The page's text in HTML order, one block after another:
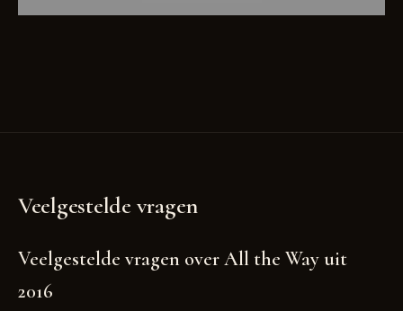
Veelgestelde vragen
Veelgestelde vragen over All the Way uit
2016